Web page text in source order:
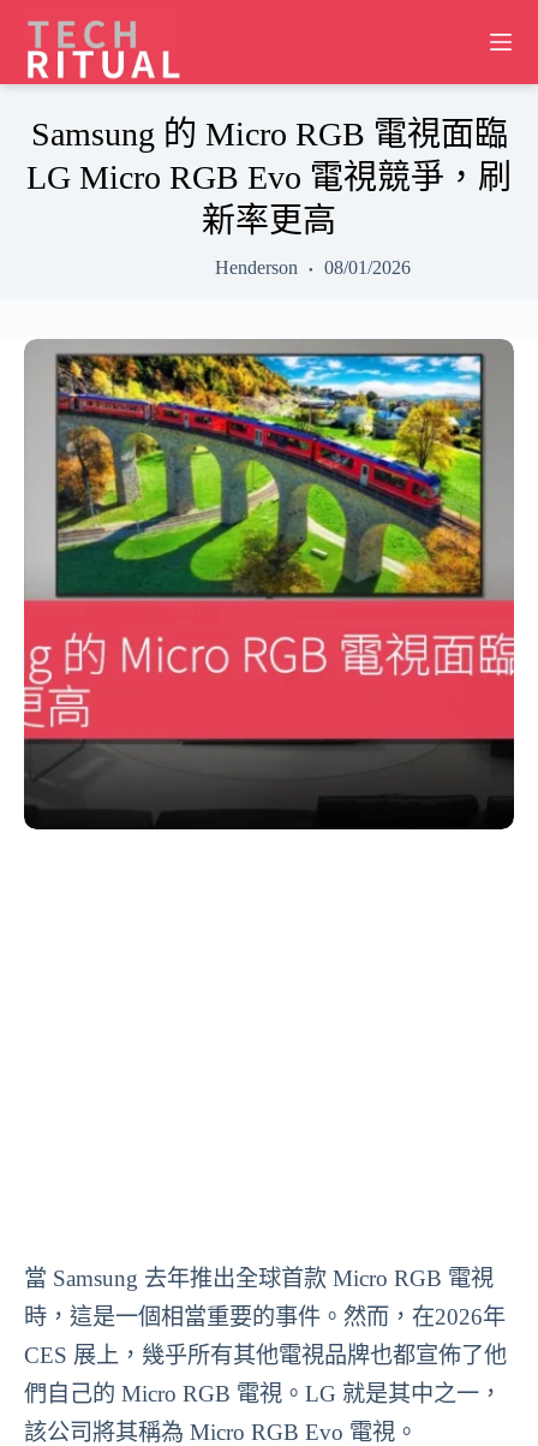
content
Samsung 的 Micro RGB 電視面臨
LG Micro RGB Evo 電視競爭，刷
新率更高
Henderson 08/01/2026
當 Samsung 去年推出全球首款 Micro RGB 電視
時，這是一個相當重要的事件。然而，在2026年
CES 展上，幾乎所有其他電視品牌也都宣佈了他
們自己的 Micro RGB 電視。LG 就是其中之一，
該公司將其稱為 Micro RGB Evo 電視。